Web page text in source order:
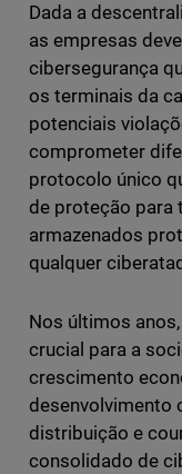
Dada a
as empresas
cibersegurança
os terminais da
potenciais
comprometer
protocolo único
de proteção para
armazenados
qualquer
Nos últimos
crucial para a
crescimento
desenvolvimento
distribuição e
consolidado de